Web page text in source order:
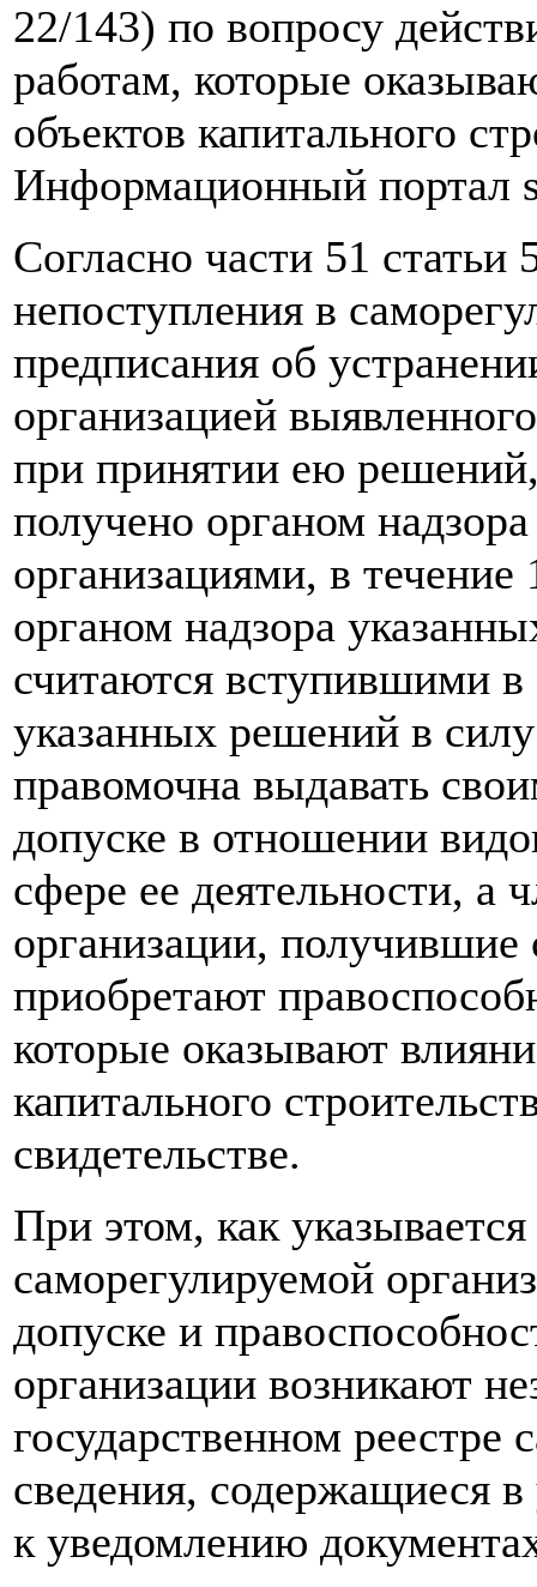
22/143) по вопросу
работам, которые
объектов капитального
Информационный портал
Согласно части 51 статьи
непоступления в
предписания об
организацией
при принятии ею
получено органом
организациями, в
органом надзора
считаются вступившими
указанных решений в
правомочна выдавать
допуске в отношении
сфере ее деятельности, а
организации, получившие
приобретают
которые оказывают
капитального
свидетельстве.
При этом, как
саморегулируемой
допуске и
организации возникают
государственном реестре
сведения, содержащиеся
к уведомлению